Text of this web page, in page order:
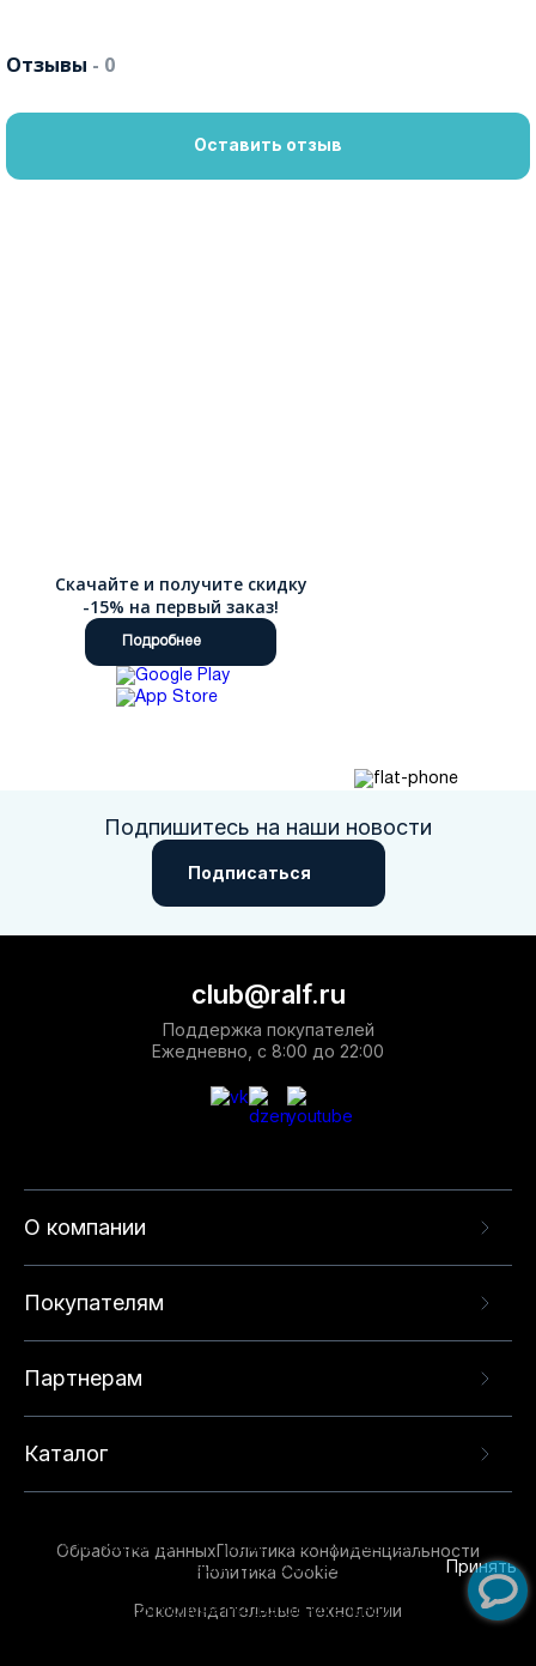
Отзывы - 0
Оставить отзыв
Скачайте и получите скидку
-15% на первый заказ!
Подробнее
Подпишитесь на наши новости
Подписаться
О компании
Покупателям
Партнерам
Каталог
club@ralf.ru
Поддержка покупателей
Ежедневно, с 8:00 до 22:00
Обработка данныхПолитика конфиденциальности
Политика Cookie
Рекомендательные технологии
опыта на нашем сайте. Продолжая использовать
данный сайт, вы соглашаетесь с использованием
технологий. Для получения дополнительной
Принять